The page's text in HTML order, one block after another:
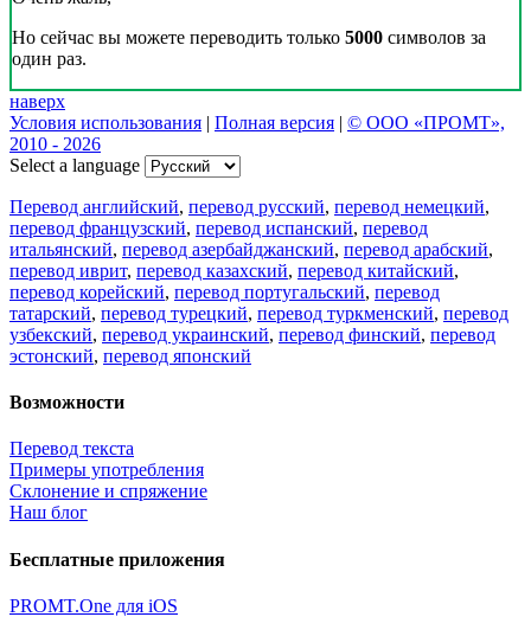
Но сейчас вы можете переводить только 5000 символов за
один раз.
наверх
Условия использования | Полная версия | © ООО «ПРОМТ»,
2010 - 2026
Select a language
Перевод английский, перевод русский, перевод немецкий,
перевод французский, перевод испанский, перевод
итальянский, перевод азербайджанский, перевод арабский,
перевод иврит, перевод казахский, перевод китайский,
перевод корейский, перевод португальский, перевод
татарский, перевод турецкий, перевод туркменский, перевод
узбекский, перевод украинский, перевод финский, перевод
эстонский, перевод японский
Возможности
Перевод текста
Примеры употребления
Склонение и спряжение
Наш блог
Бесплатные приложения
PROMT.One для iOS